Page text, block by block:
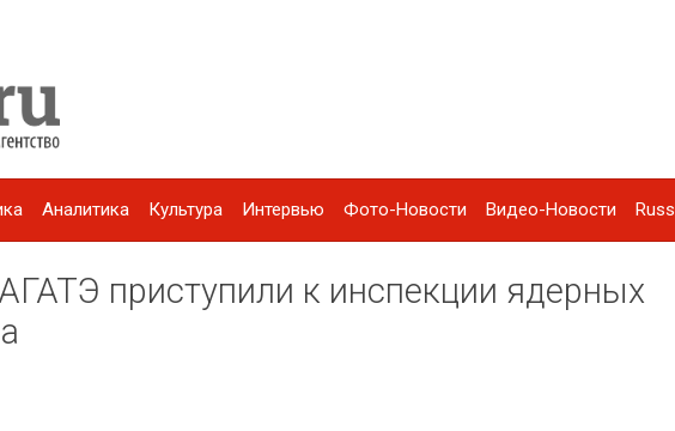
Аналитика Культура Интервью Фото-Новости Видео-Новости
приступили к инспекции ядерных